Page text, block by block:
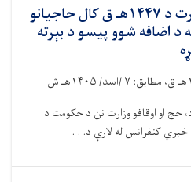
د ارشاد، حج او اوقافو وزارت د ۱۴۴۷هـ ق کال حاجیانو
اضافه شوو پیسو د بېرته
هـ ق، مطابق: ۷ / اسد/۱۴۰۵هـ ش
حج او اوقافو وزارت نن د حکومت د
خبري کنفرانس له لارې د. . .